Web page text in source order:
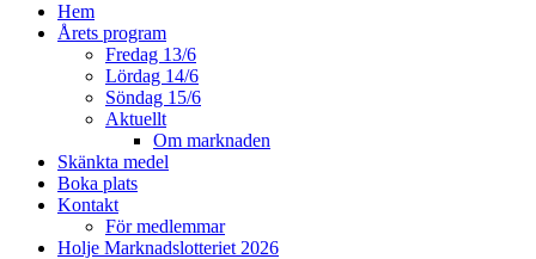
Hem
Årets program
Fredag 13/6
Lördag 14/6
Söndag 15/6
Aktuellt
Om marknaden
Skänkta medel
Boka plats
Kontakt
För medlemmar
Holje Marknadslotteriet 2026